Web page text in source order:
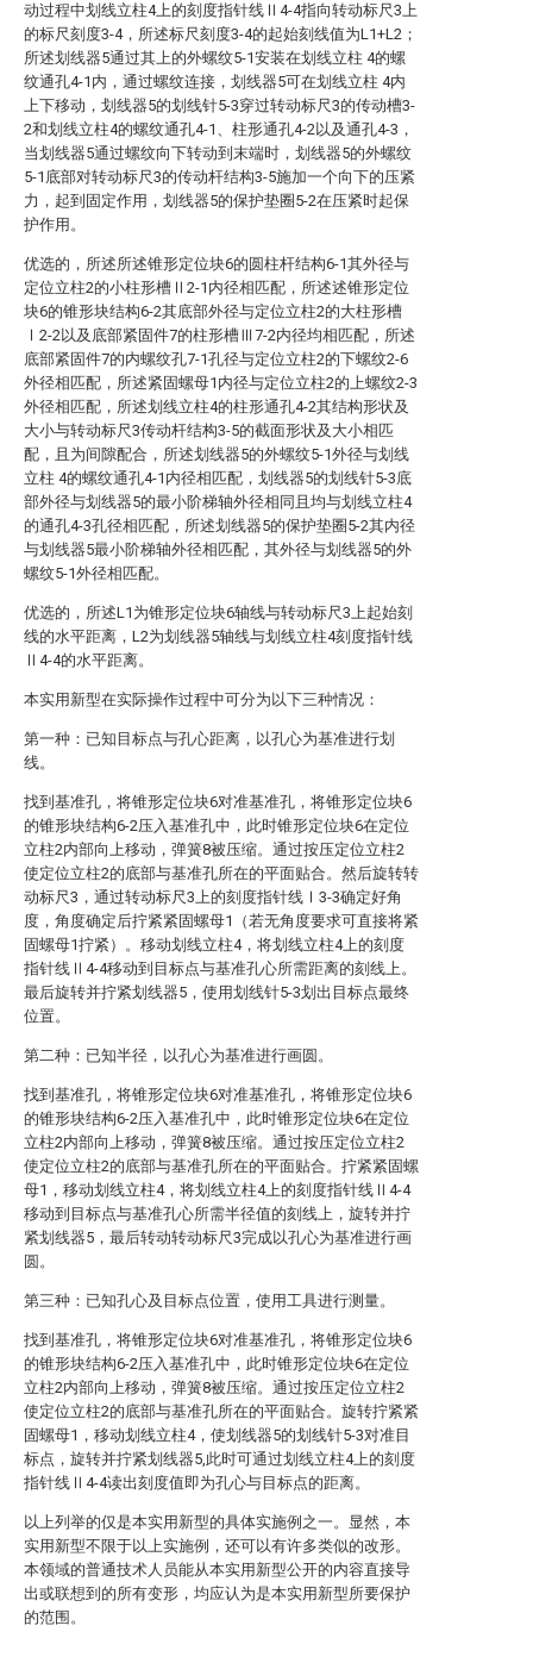
动过程中划线立柱4上的刻度指针线Ⅱ4-4指向转动标尺3上
的标尺刻度3-4，所述标尺刻度3-4的起始刻线值为L1+L2；
所述划线器5通过其上的外螺纹5-1安装在划线立柱 4的螺
纹通孔4-1内，通过螺纹连接，划线器5可在划线立柱 4内
上下移动，划线器5的划线针5-3穿过转动标尺3的传动槽3-
2和划线立柱4的螺纹通孔4-1、柱形通孔4-2以及通孔4-3，
当划线器5通过螺纹向下转动到末端时，划线器5的外螺纹
5-1底部对转动标尺3的传动杆结构3-5施加一个向下的压紧
力，起到固定作用，划线器5的保护垫圈5-2在压紧时起保
护作用。
优选的，所述所述锥形定位块6的圆柱杆结构6-1其外径与
定位立柱2的小柱形槽Ⅱ2-1内径相匹配，所述述锥形定位
块6的锥形块结构6-2其底部外径与定位立柱2的大柱形槽
Ⅰ2-2以及底部紧固件7的柱形槽Ⅲ7-2内径均相匹配，所述
底部紧固件7的内螺纹孔7-1孔径与定位立柱2的下螺纹2-6
外径相匹配，所述紧固螺母1内径与定位立柱2的上螺纹2-3
外径相匹配，所述划线立柱4的柱形通孔4-2其结构形状及
大小与转动标尺3传动杆结构3-5的截面形状及大小相匹
配，且为间隙配合，所述划线器5的外螺纹5-1外径与划线
立柱 4的螺纹通孔4-1内径相匹配，划线器5的划线针5-3底
部外径与划线器5的最小阶梯轴外径相同且均与划线立柱4
的通孔4-3孔径相匹配，所述划线器5的保护垫圈5-2其内径
与划线器5最小阶梯轴外径相匹配，其外径与划线器5的外
螺纹5-1外径相匹配。
优选的，所述L1为锥形定位块6轴线与转动标尺3上起始刻
线的水平距离，L2为划线器5轴线与划线立柱4刻度指针线
Ⅱ4-4的水平距离。
本实用新型在实际操作过程中可分为以下三种情况：
第一种：已知目标点与孔心距离，以孔心为基准进行划
线。
找到基准孔，将锥形定位块6对准基准孔，将锥形定位块6
的锥形块结构6-2压入基准孔中，此时锥形定位块6在定位
立柱2内部向上移动，弹簧8被压缩。通过按压定位立柱2
使定位立柱2的底部与基准孔所在的平面贴合。然后旋转转
动标尺3，通过转动标尺3上的刻度指针线Ⅰ3-3确定好角
度，角度确定后拧紧紧固螺母1（若无角度要求可直接将紧
固螺母1拧紧）。移动划线立柱4，将划线立柱4上的刻度
指针线Ⅱ4-4移动到目标点与基准孔心所需距离的刻线上。
最后旋转并拧紧划线器5，使用划线针5-3划出目标点最终
位置。
第二种：已知半径，以孔心为基准进行画圆。
找到基准孔，将锥形定位块6对准基准孔，将锥形定位块6
的锥形块结构6-2压入基准孔中，此时锥形定位块6在定位
立柱2内部向上移动，弹簧8被压缩。通过按压定位立柱2
使定位立柱2的底部与基准孔所在的平面贴合。拧紧紧固螺
母1，移动划线立柱4，将划线立柱4上的刻度指针线Ⅱ4-4
移动到目标点与基准孔心所需半径值的刻线上，旋转并拧
紧划线器5，最后转动转动标尺3完成以孔心为基准进行画
圆。
第三种：已知孔心及目标点位置，使用工具进行测量。
找到基准孔，将锥形定位块6对准基准孔，将锥形定位块6
的锥形块结构6-2压入基准孔中，此时锥形定位块6在定位
立柱2内部向上移动，弹簧8被压缩。通过按压定位立柱2
使定位立柱2的底部与基准孔所在的平面贴合。旋转拧紧紧
固螺母1，移动划线立柱4，使划线器5的划线针5-3对准目
标点，旋转并拧紧划线器5,此时可通过划线立柱4上的刻度
指针线Ⅱ4-4读出刻度值即为孔心与目标点的距离。
以上列举的仅是本实用新型的具体实施例之一。显然，本
实用新型不限于以上实施例，还可以有许多类似的改形。
本领域的普通技术人员能从本实用新型公开的内容直接导
出或联想到的所有变形，均应认为是本实用新型所要保护
的范围。